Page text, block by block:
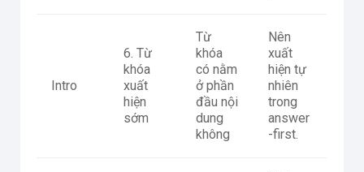
Intro
6. Từ
khóa
xuất
hiện
sớm
Từ
khóa
có nằm
ở phần
đầu nội
dung
không
Nên
xuất
hiện tự
nhiên
trong
answer
-first.